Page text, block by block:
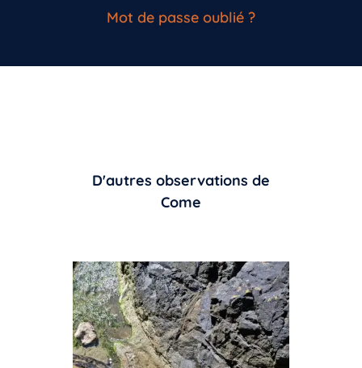
Mot de passe oublié ?
D'autres observations de
Come